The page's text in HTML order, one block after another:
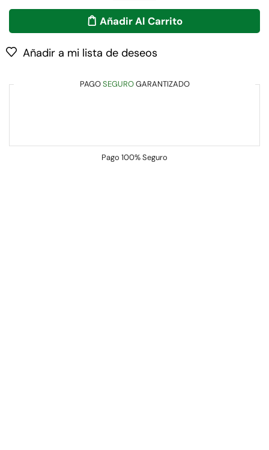
Añadir Al Carrito
Añadir a mi lista de deseos
PAGOSEGUROGARANTIZADO
Pago 100% Seguro